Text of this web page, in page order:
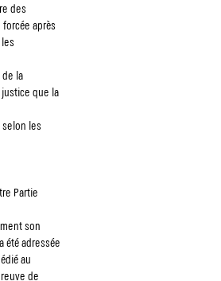
des
après
de la
que la
selon les
Partie
son
été adressée
au
de